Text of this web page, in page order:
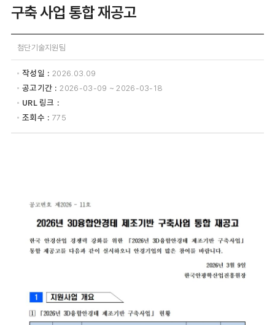
구축 사업 통합 재공고
첨단기술지원팀
작성일 2026.03.09
공고기간 2026-03-09 ~ 2026-03-18
URL 링크
조회수
775